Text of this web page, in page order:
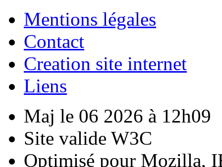
Mentions légales
Contact
Creation site internet
Liens
Maj le 06 2026 à 12h09
Site valide W3C
Optimisé pour Mozilla,